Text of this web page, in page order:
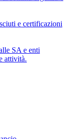
e certificazioni
SA e enti
attività.